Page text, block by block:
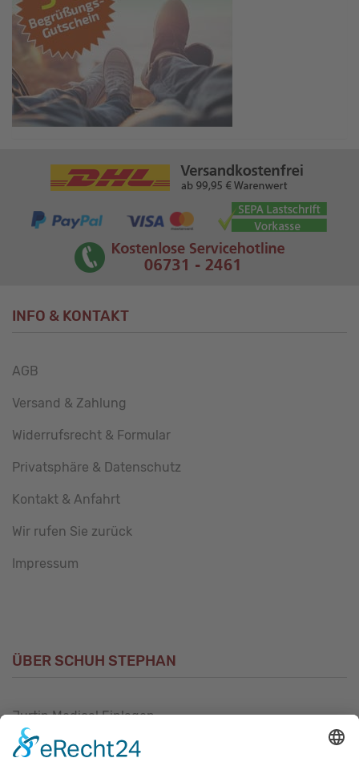
INFO & KONTAKT
AGB
Versand & Zahlung
Widerrufsrecht & Formular
Privatsphäre & Datenschutz
Kontakt & Anfahrt
Wir rufen Sie zurück
Impressum
ÜBER SCHUH STEPHAN
Jurtin Medical Einlagen
Unsere Philosophie